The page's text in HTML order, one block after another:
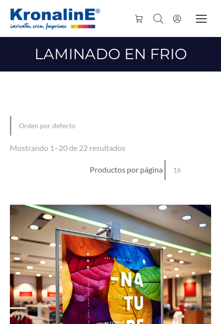
LAMINADO EN FRIO
Mostrando 1–20 de 22 resultados
Productos por página